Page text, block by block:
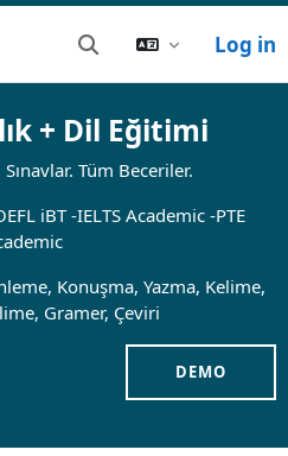
Toggle search input
Log in
+ Dil Eğitimi
Tüm Beceriler.
iBT -IELTS Academic -PTE
Konuşma, Yazma, Kelime,
Gramer, Çeviri
DEMO